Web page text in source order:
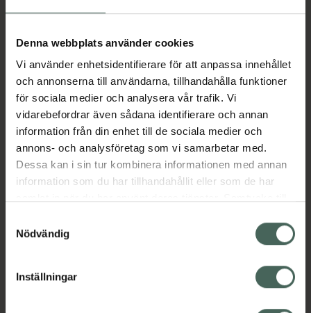
Denna webbplats använder cookies
Vi använder enhetsidentifierare för att anpassa innehållet
och annonserna till användarna, tillhandahålla funktioner
för sociala medier och analysera vår trafik. Vi
vidarebefordrar även sådana identifierare och annan
information från din enhet till de sociala medier och
annons- och analysföretag som vi samarbetar med.
Dessa kan i sin tur kombinera informationen med annan
information som du har tillhandahållit eller som de har
återkalla ditt samtycke via webbplatsens
cookieinställningar. Ett återkallat samtycke påverkar inte
lagligheten av behandling som skett innan återkallelsen.
Nödvändig
Inställningar
Beskrivning Dölj
Läs alltid bipacksedeln innan
användning.
EAN:07350031440942
Visa